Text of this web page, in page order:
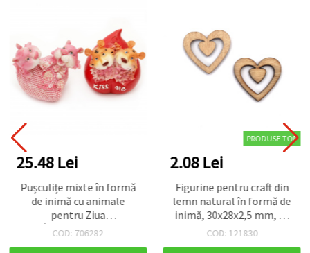
25.48 Lei
Pușculițe mixte în formă
de inimă cu animale
pentru Ziua
Îndrăgostiților
COD: 706282
PRODUSE TOP
2.08 Lei
Figurine pentru craft din
lemn natural în formă de
inimă, 30x28x2,5 mm, 10
buc.
COD: 121830